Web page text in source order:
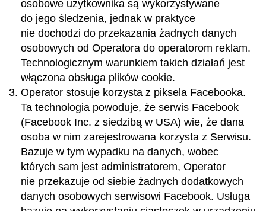
osobowe użytkownika są wykorzystywane
do jego śledzenia, jednak w praktyce
nie dochodzi do przekazania żadnych danych
osobowych od Operatora do operatorom reklam.
Technologicznym warunkiem takich działań jest
włączona obsługa plików cookie.
Operator stosuje korzysta z piksela Facebooka.
Ta technologia powoduje, że serwis Facebook
(Facebook Inc. z siedzibą w USA) wie, że dana
osoba w nim zarejestrowana korzysta z Serwisu.
Bazuje w tym wypadku na danych, wobec
których sam jest administratorem, Operator
nie przekazuje od siebie żadnych dodatkowych
danych osobowych serwisowi Facebook. Usługa